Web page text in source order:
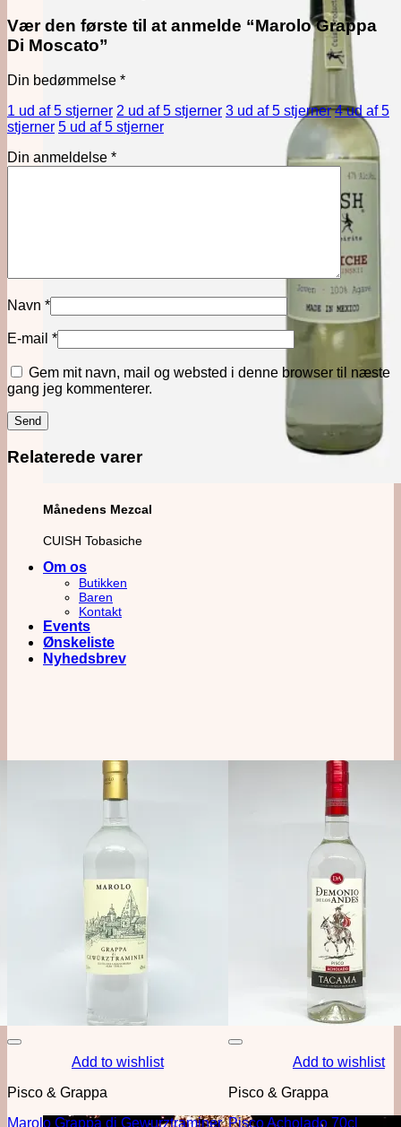
Månedens Mezcal
CUISH Tobasiche
Om os
Butikken
Baren
Kontakt
Events
Ønskeliste
Nyhedsbrev
Vær den første til at anmelde “Marolo Grappa
Di Moscato”
Din bedømmelse *
1 ud af 5 stjerner 2 ud af 5 stjerner 3 ud af 5 stjerner 4 ud af 5
stjerner 5 ud af 5 stjerner
Din anmeldelse *
Navn *
E-mail *
Gem mit navn, mail og websted i denne browser til næste
gang jeg kommenterer.
Relaterede varer
Add to wishlist
Pisco & Grappa
Marolo Grappa di Gewurztraminer
Add to wishlist
Pisco & Grappa
Pisco Acholado 70cl